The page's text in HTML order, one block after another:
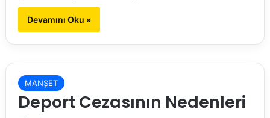
Devamını Oku »
MANŞET
Deport Cezasının Nedenleri